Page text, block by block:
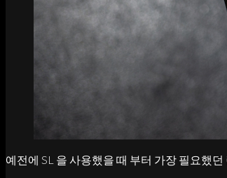
예전에 SL 을 사용했을 때 부터 가장 필요했